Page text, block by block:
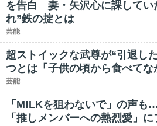
を告白 妻・矢沢心に課してい
れ”鉄の掟とは
芸能
超ストイックな武尊が“引退し
つとは「子供の頃から食べてな
芸能
「M!LKを狙わないで」の声も
「推しメンバーへの熱烈愛」